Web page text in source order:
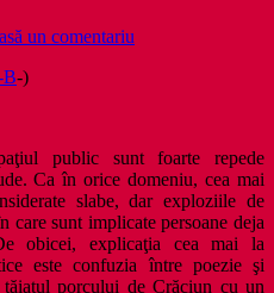
un comentariu
B-)
public sunt foarte repede
Ca în orice domeniu, cea mai
slabe, dar exploziile de
care sunt implicate persoane deja
obicei, explicaţia cea mai la
este confuzia între poezie şi
tăiatul porcului de Crăciun cu un